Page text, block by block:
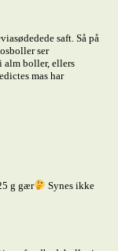
saft. Så på
ser
alm boller, ellers
mas har
g gær
Synes ikke